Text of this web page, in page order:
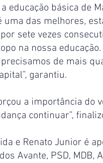
educação básica de
uma das melhores,
sete vezes
na nossa
de mais
garantiu.
a importância do
continuar”,
e Renato Junior é
Avante, PSD, MDB,